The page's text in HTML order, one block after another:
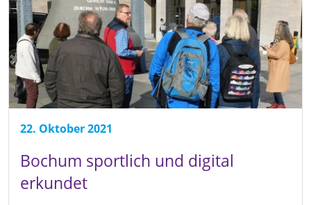
22. Oktober 2021
Bochum sportlich und digital
erkundet